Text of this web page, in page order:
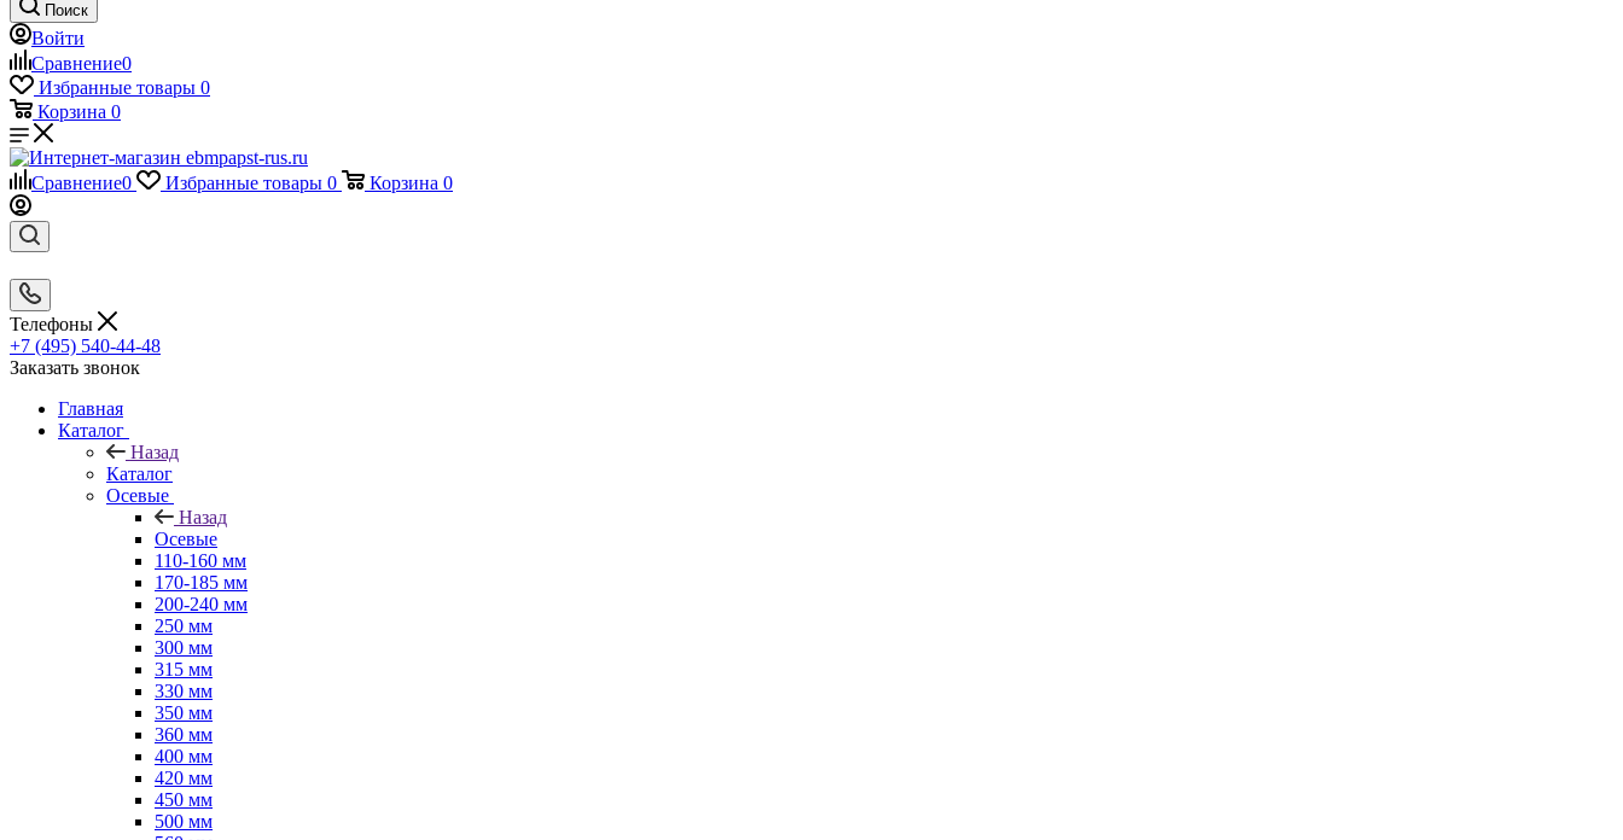
Поиск
Войти
Сравнение0
Избранные товары 0
Корзина 0
Сравнение0 Избранные товары 0 Корзина 0
Телефоны
+7 (495) 540-44-48
Заказать звонок
Главная
Каталог
Назад
Каталог
Осевые
Назад
Осевые
110-160 мм
170-185 мм
200-240 мм
250 мм
300 мм
315 мм
330 мм
350 мм
360 мм
400 мм
420 мм
450 мм
500 мм